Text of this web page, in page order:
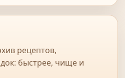
рецептов,
быстрее, чище и